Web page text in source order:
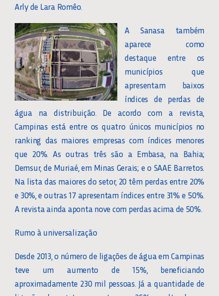
Arly de Lara Romêo.
A Sanasa também
aparece como
destaque entre os
municípios que
apresentam baixos
índices de perdas de
água na distribuição. De acordo com a revista,
Campinas está entre os quatro únicos municípios no
ranking das maiores empresas com índices menores
que 20%. As outras três são a Embasa, na Bahia;
Demsur, de Muriaé, em Minas Gerais; e o SAAE Barretos.
Na lista das maiores do setor, 20 têm perdas entre 20%
e 30%, e outras 17 apresentam índices entre 31% e 50%.
A revista ainda aponta nove com perdas acima de 50%.
Rumo à universalização
Desde 2013, o número de ligações de água em Campinas
teve um aumento de 15%, beneficiando
aproximadamente 230 mil pessoas. Já a quantidade de